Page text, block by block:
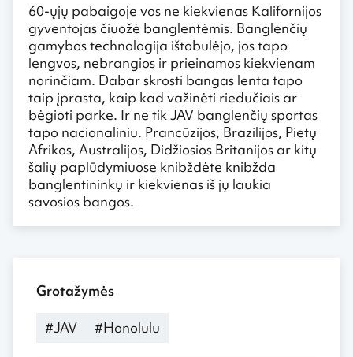
60-ųjų pabaigoje vos ne kiekvienas Kalifornijos
gyventojas čiuožė banglentėmis. Banglenčių
gamybos technologija ištobulėjo, jos tapo
lengvos, nebrangios ir prieinamos kiekvienam
norinčiam. Dabar skrosti bangas lenta tapo
taip įprasta, kaip kad važinėti riedučiais ar
bėgioti parke. Ir ne tik JAV banglenčių sportas
tapo nacionaliniu. Prancūzijos, Brazilijos, Pietų
Afrikos, Australijos, Didžiosios Britanijos ar kitų
šalių paplūdymiuose knibždėte knibžda
banglentininkų ir kiekvienas iš jų laukia
savosios bangos.
Grotažymės
#JAV #Honolulu